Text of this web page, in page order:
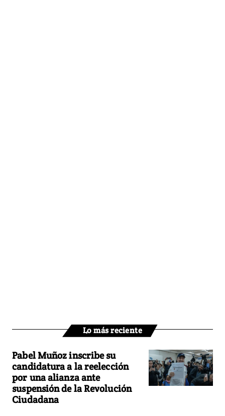
Lo más reciente
Pabel Muñoz inscribe su
candidatura a la reelección
por una alianza ante
suspensión de la Revolución
Ciudadana